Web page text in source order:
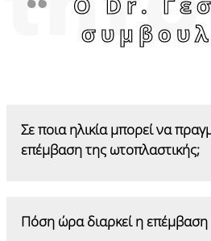
Σε ποια ηλικία μπορεί να
επέμβαση της ωτοπλαστικής;
πραγματοποιηθεί η
Πόση ώρα διαρκεί η επέμβαση